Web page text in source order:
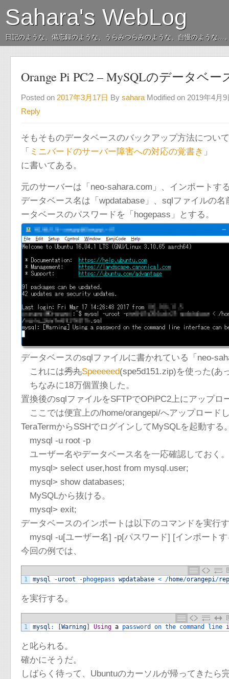
Sahara's WebLog
日記のような、備忘録のような、うらみつらみのような、自慢のような…
Orange Pi PC2 – MySQLのデータベ
Posted on 2017年3月17日 By sahara Modified on 2019年4月9
Reply
そもそものデータベースのバックアップ方法につい
「 ミニバードのサーバー障害への対応の覚書き 」
に書いてある。
元のサーバーは「neo-sahara.com」、インポートす
データベース名は「wpdatabase」、sqlファイルの
ータベースのパスワードを「hogepass」とする。
データベースのsqlファイルに書かれている「neo-
これには秀丸Speeeeed(spe5d151.zip)を使った(あ
ちなみに18万個置換した。
置換後のsqlファイルをSFTPでOPiPC2上にアップロ
ここでは便宜上の/home/orangepi/へアップロード
TeraTermからSSHでログインしてMySQLを起動する
mysql -u root -p
ユーザー名やデータベース名を一応確認しておく。
mysql> select user,host from mysql.user;
mysql> show databases;
MySQLから抜ける。
mysql> exit;
データベースのインポートは以下のコマンドを実行
mysql -u[ユーザー名] -p[パスワード] [インポート
今回の例では、
1 mysql -uroot -phogepass wpdatabase < /home/orangepi/
を実行する。
1 mysql : Warning Using a password on the command line
と叱られる。
確かにそうだ。
しばらく待って、Ubuntuのカーソルが帰ってきたら